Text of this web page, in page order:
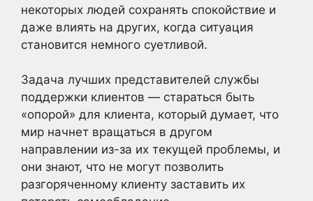
некоторых людей сохранять спокойствие и
даже влиять на других, когда ситуация
становится немного суетливой.
Задача лучших представителей службы
поддержки клиентов — стараться быть
«опорой» для клиента, который думает, что
мир начнет вращаться в другом
направлении из-за их текущей проблемы, и
они знают, что не могут позволить
разгоряченному клиенту заставить их